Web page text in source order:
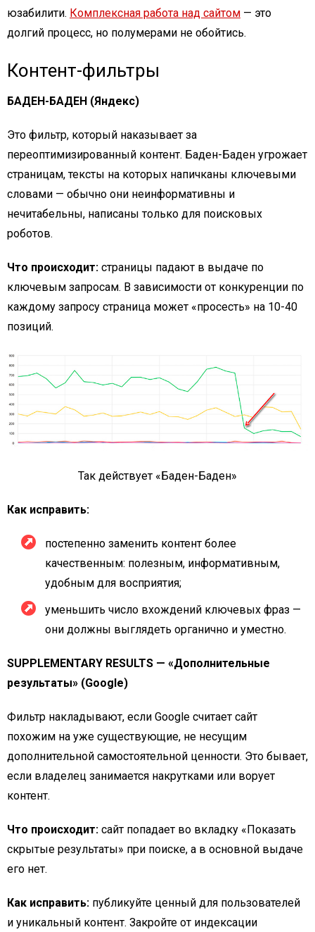
юзабилити. Комплексная работа над сайтом — это
долгий процесс, но полумерами не обойтись.
Контент-фильтры
БАДЕН-БАДЕН (Яндекс)
Это фильтр, который наказывает за
переоптимизированный контент. Баден-Баден угрожает
страницам, тексты на которых напичканы ключевыми
словами — обычно они неинформативны и
нечитабельны, написаны только для поисковых
роботов.
Что происходит: страницы падают в выдаче по
ключевым запросам. В зависимости от конкуренции по
каждому запросу страница может «просесть» на 10-40
позиций.
Так действует «Баден-Баден»
Как исправить:
постепенно заменить контент более
качественным: полезным, информативным,
удобным для восприятия;
уменьшить число вхождений ключевых фраз —
они должны выглядеть органично и уместно.
SUPPLEMENTARY RESULTS — «Дополнительные
результаты» (Google)
Фильтр накладывают, если Google считает сайт
похожим на уже существующие, не несущим
дополнительной самостоятельной ценности. Это бывает,
если владелец занимается накрутками или ворует
контент.
Что происходит: сайт попадает во вкладку «Показать
скрытые результаты» при поиске, а в основной выдаче
его нет.
Как исправить: публикуйте ценный для пользователей
и уникальный контент. Закройте от индексации